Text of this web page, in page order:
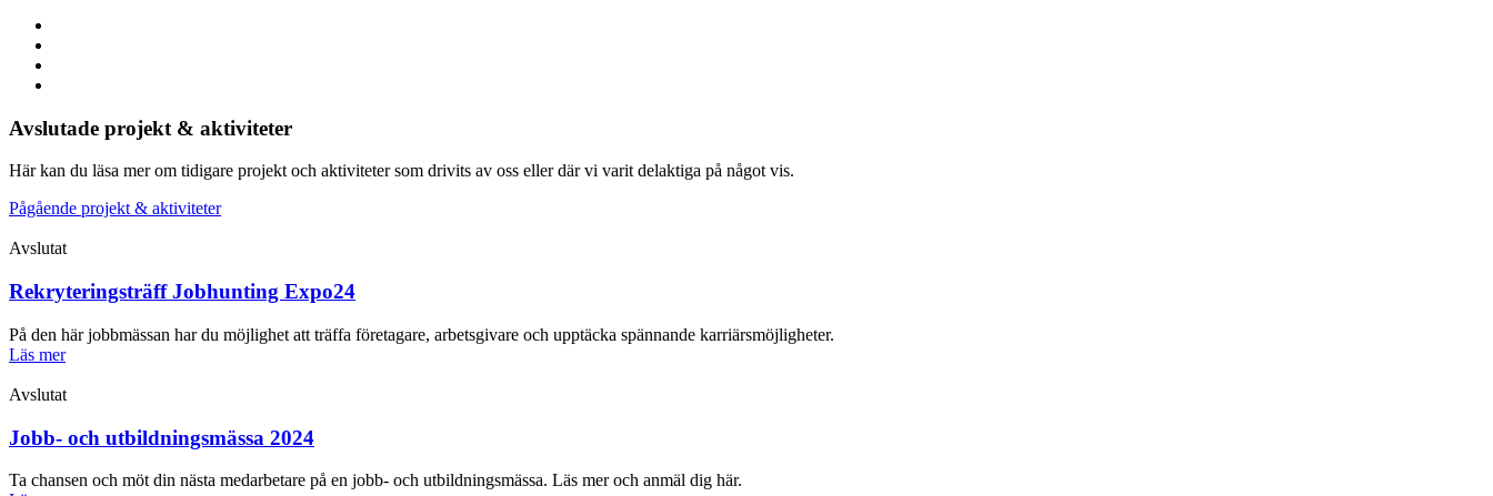
Avslutade projekt & aktiviteter
Här kan du läsa mer om tidigare projekt och aktiviteter som drivits av oss eller där vi varit delaktiga på något vis.
Pågående projekt & aktiviteter
Avslutat
Rekryteringsträff Jobhunting Expo24
På den här jobbmässan har du möjlighet att träffa företagare, arbetsgivare och upptäcka spännande karriärsmöjligheter.
Läs mer
Avslutat
Jobb- och utbildningsmässa 2024
Ta chansen och möt din nästa medarbetare på en jobb- och utbildningsmässa. Läs mer och anmäl dig här.